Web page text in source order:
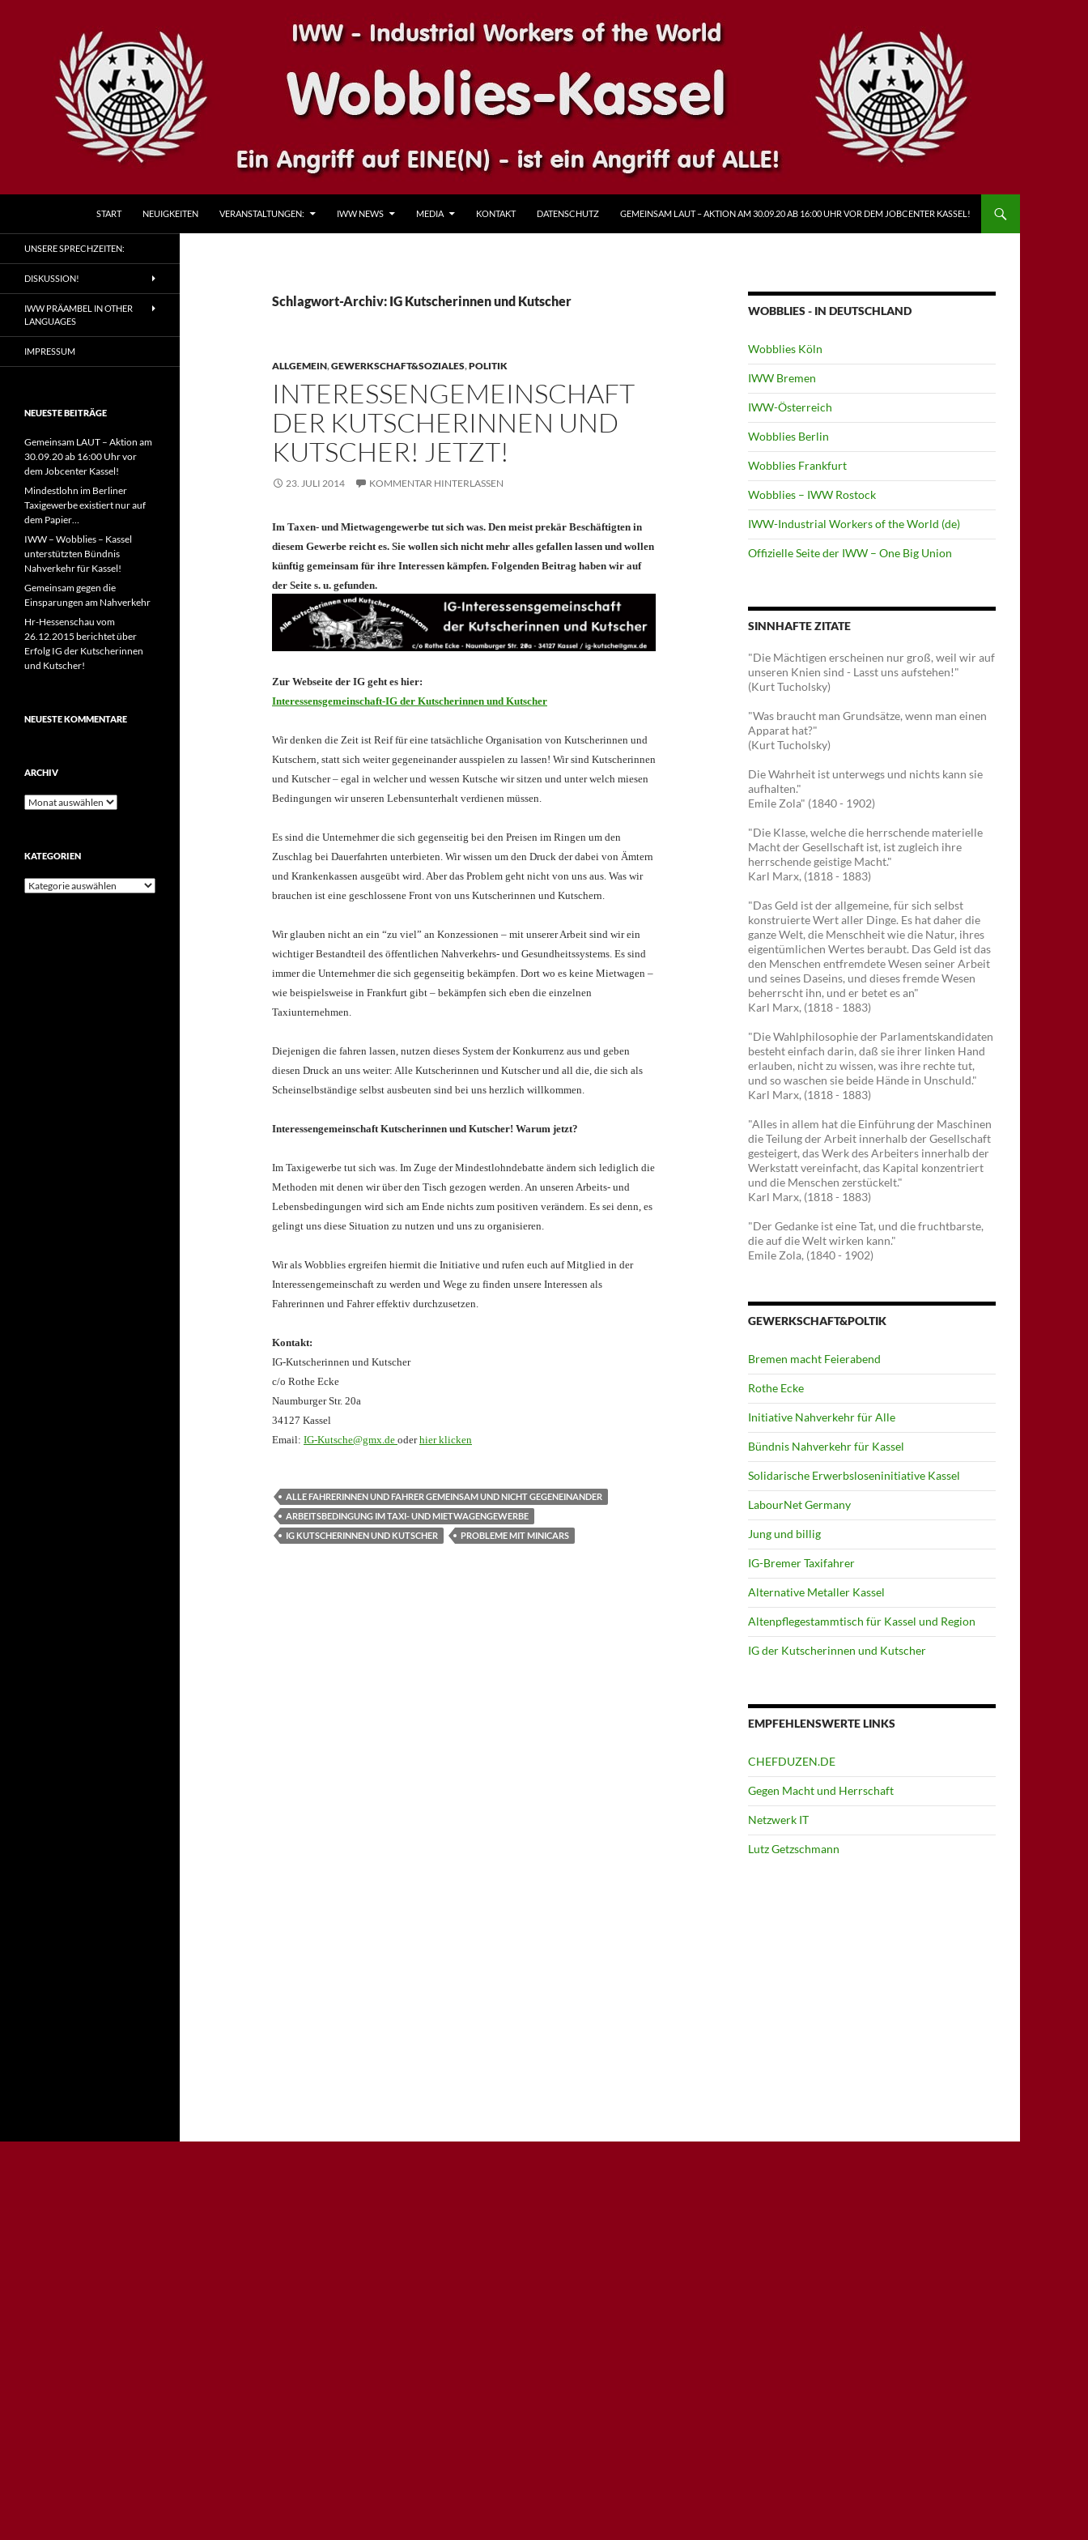
IWW – Wobblies Kassel
START NEUIGKEITEN VERANSTALTUNGEN: IWW NEWS MEDIA KONTAKT DATENSCHUTZ GEMEINSAM LAUT – AKTION AM 30.09.20 AB 16:00 UHR VOR DEM JOBCENTER KASSEL!
Schlagwort-Archiv: IG Kutscherinnen und Kutscher
ALLGEMEIN,GEWERKSCHAFT&SOZIALES,POLITIK
INTERESSENGEMEINSCHAFT
DER KUTSCHERINNEN UND
KUTSCHER! JETZT!
23. JULI 2014 KOMMENTAR HINTERLASSEN
Im Taxen- und Mietwagengewerbe tut sich was. Den meist prekär Beschäftigten in
diesem Gewerbe reicht es. Sie wollen sich nicht mehr alles gefallen lassen und wollen
künftig gemeinsam für ihre Interessen kämpfen. Folgenden Beitrag haben wir auf
der Seite s. u. gefunden.
Zur Webseite der IG geht es hier:
Interessensgemeinschaft-IG der Kutscherinnen und Kutscher
Wir denken die Zeit ist Reif für eine tatsächliche Organisation von Kutscherinnen und
Kutschern, statt sich weiter gegeneinander ausspielen zu lassen! Wir sind Kutscherinnen
und Kutscher – egal in welcher und wessen Kutsche wir sitzen und unter welch miesen
Bedingungen wir unseren Lebensunterhalt verdienen müssen.
Es sind die Unternehmer die sich gegenseitig bei den Preisen im Ringen um den
Zuschlag bei Dauerfahrten unterbieten. Wir wissen um den Druck der dabei von Ämtern
und Krankenkassen ausgeübt wird. Aber das Problem geht nicht von uns aus. Was wir
brauchen ist eine geschlossene Front von uns Kutscherinnen und Kutschern.
Wir glauben nicht an ein “zu viel” an Konzessionen – mit unserer Arbeit sind wir ein
wichtiger Bestandteil des öffentlichen Nahverkehrs- und Gesundheitssystems. Es sind
immer die Unternehmer die sich gegenseitig bekämpfen. Dort wo es keine Mietwagen –
wie beispielsweise in Frankfurt gibt – bekämpfen sich eben die einzelnen
Taxiunternehmen.
Diejenigen die fahren lassen, nutzen dieses System der Konkurrenz aus und geben
diesen Druck an uns weiter: Alle Kutscherinnen und Kutscher und all die, die sich als
Scheinselbständige selbst ausbeuten sind bei uns herzlich willkommen.
Interessengemeinschaft Kutscherinnen und Kutscher! Warum jetzt?
Im Taxigewerbe tut sich was. Im Zuge der Mindestlohndebatte ändern sich lediglich die
Methoden mit denen wir über den Tisch gezogen werden. An unseren Arbeits- und
Lebensbedingungen wird sich am Ende nichts zum positiven verändern. Es sei denn, es
gelingt uns diese Situation zu nutzen und uns zu organisieren.
Wir als Wobblies ergreifen hiermit die Initiative und rufen euch auf Mitglied in der
Interessengemeinschaft zu werden und Wege zu finden unsere Interessen als
Fahrerinnen und Fahrer effektiv durchzusetzen.
Kontakt:
IG-Kutscherinnen und Kutscher
c/o Rothe Ecke
Naumburger Str. 20a
34127 Kassel
Email: IG-Kutsche@gmx.de oderhier klicken
ALLE FAHRERINNEN UND FAHRER GEMEINSAM UND NICHT GEGENEINANDER
ARBEITSBEDINGUNG IM TAXI- UND MIETWAGENGEWERBE
IG KUTSCHERINNEN UND KUTSCHER
PROBLEME MIT MINICARS
WOBBLIES - IN DEUTSCHLAND
Wobblies Köln
IWW Bremen
IWW-Österreich
Wobblies Berlin
Wobblies Frankfurt
Wobblies – IWW Rostock
IWW-Industrial Workers of the World (de)
Offizielle Seite der IWW – One Big Union
SINNHAFTE ZITATE
"Die Mächtigen erscheinen nur groß, weil wir auf
unseren Knien sind - Lasst uns aufstehen!"
(Kurt Tucholsky)
"Was braucht man Grundsätze, wenn man einen
Apparat hat?"
(Kurt Tucholsky)
Die Wahrheit ist unterwegs und nichts kann sie
aufhalten."
Emile Zola" (1840 - 1902)
"Die Klasse, welche die herrschende materielle
Macht der Gesellschaft ist, ist zugleich ihre
herrschende geistige Macht."
Karl Marx, (1818 - 1883)
"Das Geld ist der allgemeine, für sich selbst
konstruierte Wert aller Dinge. Es hat daher die
ganze Welt, die Menschheit wie die Natur, ihres
eigentümlichen Wertes beraubt. Das Geld ist das
den Menschen entfremdete Wesen seiner Arbeit
und seines Daseins, und dieses fremde Wesen
beherrscht ihn, und er betet es an"
Karl Marx, (1818 - 1883)
"Die Wahlphilosophie der Parlamentskandidaten
besteht einfach darin, daß sie ihrer linken Hand
erlauben, nicht zu wissen, was ihre rechte tut,
und so waschen sie beide Hände in Unschuld."
Karl Marx, (1818 - 1883)
"Alles in allem hat die Einführung der Maschinen
die Teilung der Arbeit innerhalb der Gesellschaft
gesteigert, das Werk des Arbeiters innerhalb der
Werkstatt vereinfacht, das Kapital konzentriert
und die Menschen zerstückelt."
Karl Marx, (1818 - 1883)
"Der Gedanke ist eine Tat, und die fruchtbarste,
die auf die Welt wirken kann."
Emile Zola, (1840 - 1902)
GEWERKSCHAFT&POLTIK
Bremen macht Feierabend
Rothe Ecke
Initiative Nahverkehr für Alle
Bündnis Nahverkehr für Kassel
Solidarische Erwerbsloseninitiative Kassel
LabourNet Germany
Jung und billig
IG-Bremer Taxifahrer
Alternative Metaller Kassel
Altenpflegestammtisch für Kassel und Region
IG der Kutscherinnen und Kutscher
EMPFEHLENSWERTE LINKS
CHEFDUZEN.DE
Gegen Macht und Herrschaft
Netzwerk IT
Lutz Getzschmann
World
UNSERE SPRECHZEITEN:
DISKUSSION!
IWW PRÄAMBEL IN OTHER
LANGUAGES
IMPRESSUM
NEUESTE BEITRÄGE
Gemeinsam LAUT – Aktion am
30.09.20 ab 16:00 Uhr vor
dem Jobcenter Kassel!
Mindestlohn im Berliner
Taxigewerbe existiert nur auf
dem Papier…
IWW – Wobblies – Kassel
unterstützten Bündnis
Nahverkehr für Kassel!
Gemeinsam gegen die
Einsparungen am Nahverkehr
Hr-Hessenschau vom
26.12.2015 berichtet über
Erfolg IG der Kutscherinnen
und Kutscher!
NEUESTE KOMMENTARE
ARCHIV
Archiv
KATEGORIEN
Kategorien